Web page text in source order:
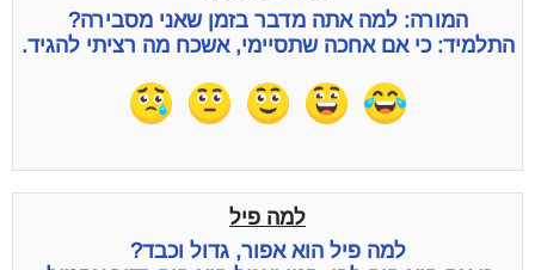
המורה: למה אתה מדבר בזמן שאני מסבירה?
התלמיד: כי אם אחכה שתסיימי, אשכח מה רציתי להגיד.
למה פיל
למה פיל הוא אפור, גדול וכבד?